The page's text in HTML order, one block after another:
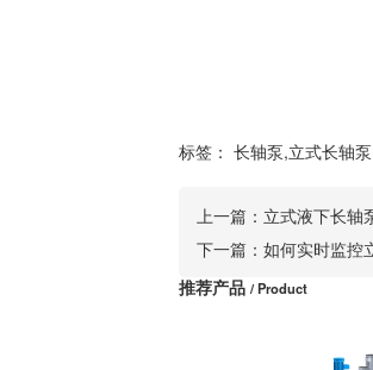
标签： 长轴泵,立式长轴
上一篇： 立式液下长轴
下一篇： 如何实时监控
推荐产品 / Product